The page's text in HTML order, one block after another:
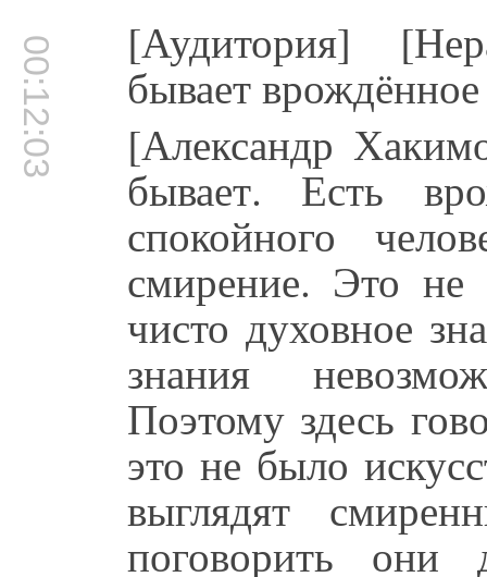
00:12:03 [Аудитория]
бывает
[Александр
бывает. Есть
спокойного
смирение. Это не
чисто духовное
знания
Поэтому здесь
это не было
выглядят
поговорить